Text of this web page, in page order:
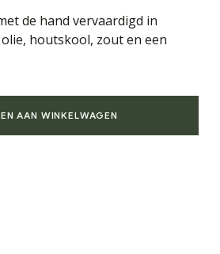
de hand vervaardigd in
houtskool, zout en een
AAN WINKELWAGEN